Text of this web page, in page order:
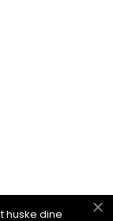
huske dine